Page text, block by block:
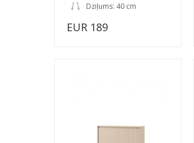
Dziļums: 40 cm
EUR 189